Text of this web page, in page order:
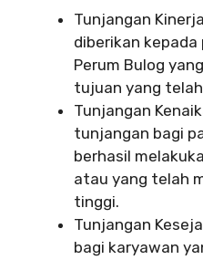
Tunjangan
diberikan
Perum Bulog
tujuan yang
Tunjangan
tunjangan bagi
berhasil
atau yang telah
tinggi.
Tunjangan
bagi karyawan